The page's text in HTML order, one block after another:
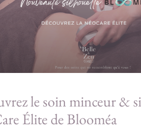
le soin minceur &
Élite de Blooméa